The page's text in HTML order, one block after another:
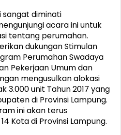
sangat diminati
acara ini untuk
tentang perumahan.
dukungan Stimulan
Perumahan Swadaya
Pekerjaan Umum dan
mengusulkan alokasi
3.000 unit Tahun 2017 yang
di Provinsi Lampung.
ini akan terus
Kota di Provinsi Lampung.